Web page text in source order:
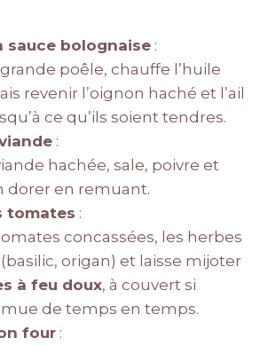
sauce bolognaise :
poêle, chauffe l’huile
revenir l’oignon haché et l’ail
ce qu’ils soient tendres.
:
hachée, sale, poivre et
dorer en remuant.
tomates :
concassées, les herbes
origan) et laisse mijoter
à feu doux, à couvert si
de temps en temps.
four :